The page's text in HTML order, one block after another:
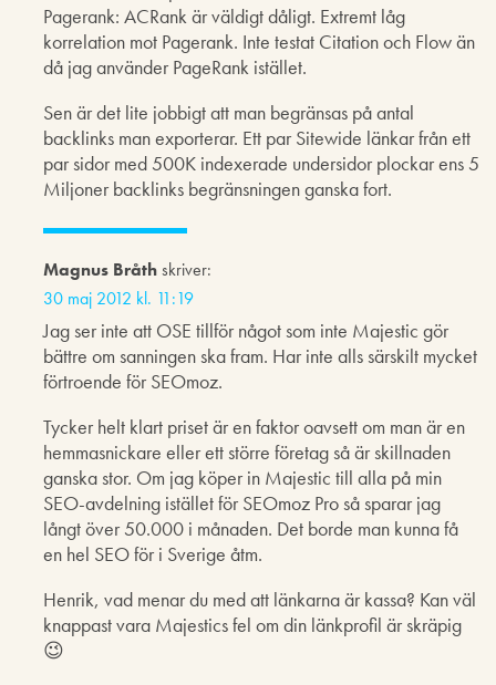
Pagerank: ACRank är väldigt dåligt. Extremt låg
korrelation mot Pagerank. Inte testat Citation och Flow än
då jag använder PageRank istället.
Sen är det lite jobbigt att man begränsas på antal
backlinks man exporterar. Ett par Sitewide länkar från ett
par sidor med 500K indexerade undersidor plockar ens 5
Miljoner backlinks begränsningen ganska fort.
Magnus Bråthskriver:
30 maj 2012 kl. 11:19
Jag ser inte att OSE tillför något som inte Majestic gör
bättre om sanningen ska fram. Har inte alls särskilt mycket
förtroende för SEOmoz.
Tycker helt klart priset är en faktor oavsett om man är en
hemmasnickare eller ett större företag så är skillnaden
ganska stor. Om jag köper in Majestic till alla på min
SEO-avdelning istället för SEOmoz Pro så sparar jag
långt över 50.000 i månaden. Det borde man kunna få
en hel SEO för i Sverige åtm.
Henrik, vad menar du med att länkarna är kassa? Kan väl
knappast vara Majestics fel om din länkprofil är skräpig
😉